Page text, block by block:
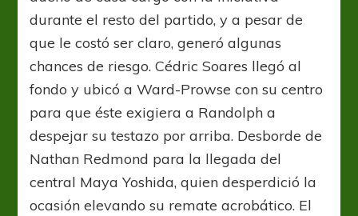
durante el resto del partido, y a pesar de
que le costó ser claro, generó algunas
chances de riesgo. Cédric Soares llegó al
fondo y ubicó a Ward-Prowse con su centro
para que éste exigiera a Randolph a
despejar su testazo por arriba. Desborde de
Nathan Redmond para la llegada del
central Maya Yoshida, quien desperdició la
ocasión elevando su remate acrobático. El